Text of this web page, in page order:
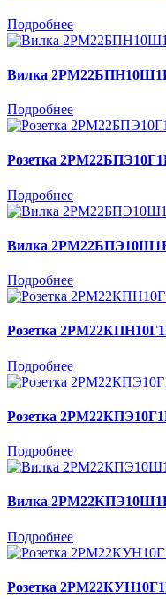
Подробнее
Вилка
Подробнее
Розетка
Подробнее
Вилка
Подробнее
Розетка
Подробнее
Розетка
Подробнее
Вилка
Подробнее
Розетка